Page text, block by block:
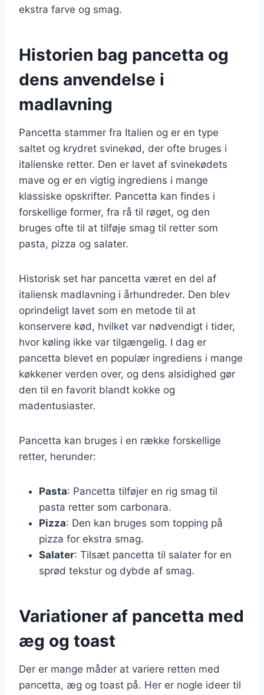
ekstra farve og smag.
Historien bag pancetta og
dens anvendelse i
madlavning
Pancetta stammer fra Italien og er en type
saltet og krydret svinekød, der ofte bruges i
italienske retter. Den er lavet af svinekødets
mave og er en vigtig ingrediens i mange
klassiske opskrifter. Pancetta kan findes i
forskellige former, fra rå til røget, og den
bruges ofte til at tilføje smag til retter som
pasta, pizza og salater.
Historisk set har pancetta været en del af
italiensk madlavning i århundreder. Den blev
oprindeligt lavet som en metode til at
konservere kød, hvilket var nødvendigt i tider,
hvor køling ikke var tilgængelig. I dag er
pancetta blevet en populær ingrediens i mange
køkkener verden over, og dens alsidighed gør
den til en favorit blandt kokke og
madentusiaster.
Pancetta kan bruges i en række forskellige
retter, herunder:
Pasta: Pancetta tilføjer en rig smag til
pasta retter som carbonara.
Pizza: Den kan bruges som topping på
pizza for ekstra smag.
Salater: Tilsæt pancetta til salater for en
sprød tekstur og dybde af smag.
Variationer af pancetta med
æg og toast
Der er mange måder at variere retten med
pancetta, æg og toast på. Her er nogle ideer til